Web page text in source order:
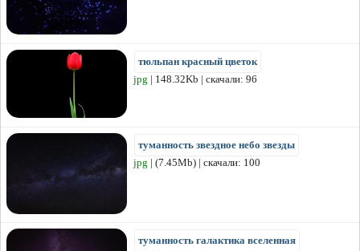
тюльпан красный цветок
jpg | 148.32Kb | скачали: 96
туманность звездное небо звезды
jpg | (7.45Mb) | скачали: 100
туманность галактика вселенная